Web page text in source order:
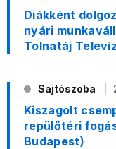
Diákként
nyári
Tolnatáj
Sajtószoba
Kiszagolt
repülőtéri
Budapest)